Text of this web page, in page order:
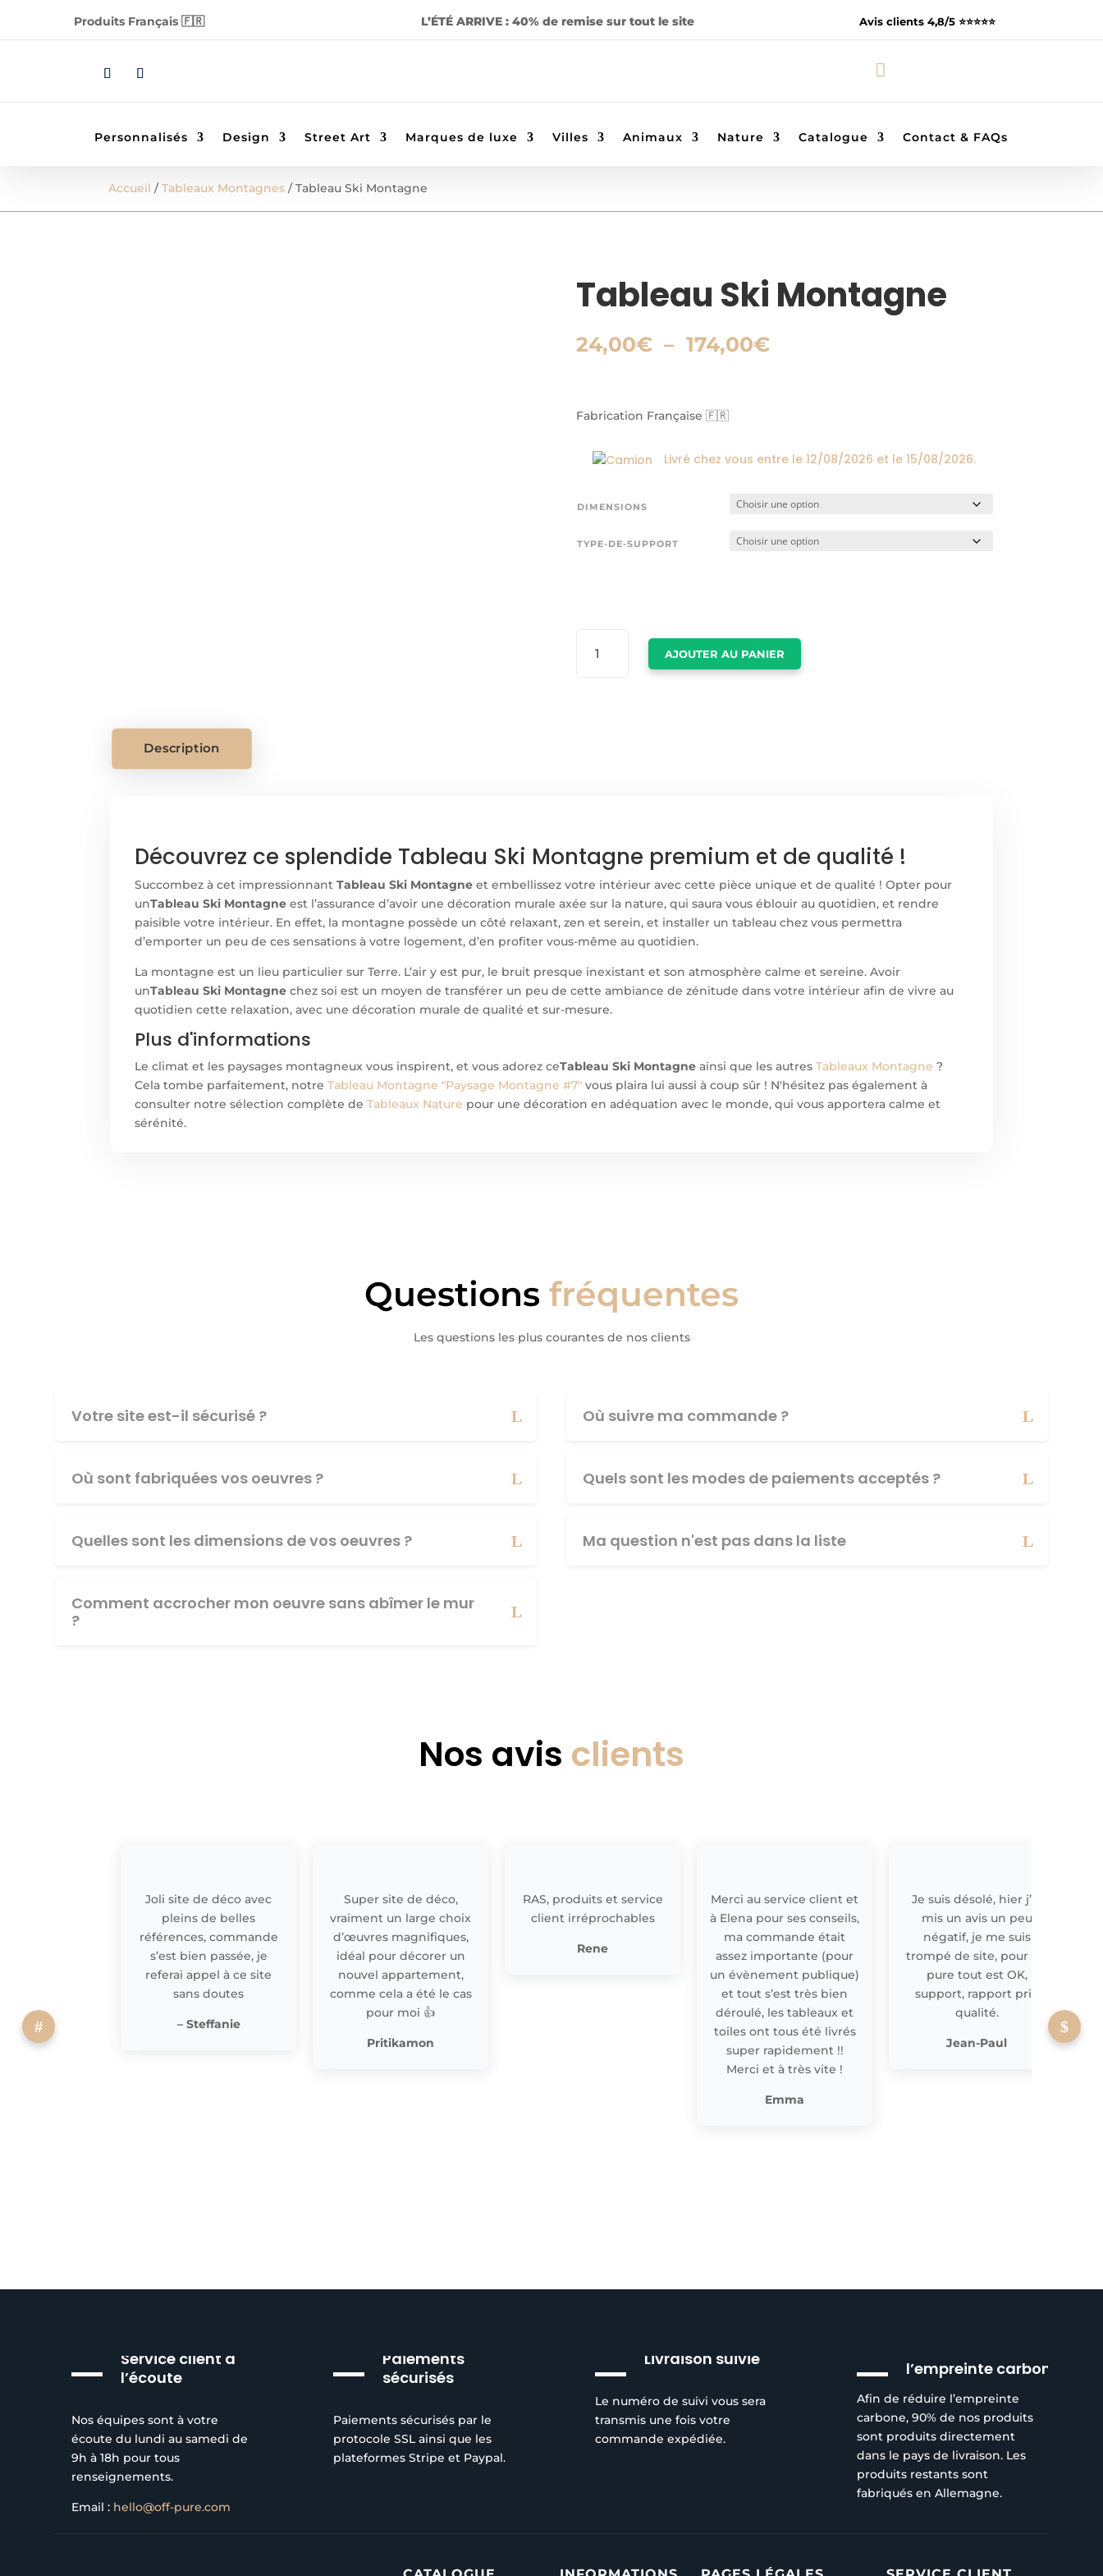
Produits Français 🇫🇷 L’ÉTÉ ARRIVE : 40% de remise sur tout le site Avis clients 4,8/5 ⭐️⭐️⭐️⭐️⭐️

Personnalisés Design Street Art Marques de luxe Villes Animaux Nature Catalogue Contact & FAQs
Accueil /Tableaux Montagnes / Tableau Ski Montagne
Tableau Ski Montagne
24,00€ – 174,00€Plage
Fabrication Française 🇫🇷
Livré chez vous entre le12/08/2026 et le15/08/2026.
DIMENSIONS
TYPE-DE-SUPPORT
AJOUTER AU PANIER
Description
Découvrez ce splendide Tableau Ski Montagne premium et de qualité !
Succombez à cet impressionnantTableau Ski Montagne et embellissez votre intérieur avec cette pièce unique et de qualité ! Opter pour
unTableau Ski Montagne est l’assurance d’avoir une décoration murale axée sur la nature, qui saura vous éblouir au quotidien, et rendre
paisible votre intérieur. En effet, la montagne possède un côté relaxant, zen et serein, et installer un tableau chez vous permettra
d’emporter un peu de ces sensations à votre logement, d’en profiter vous-même au quotidien.
La montagne est un lieu particulier sur Terre. L’air y est pur, le bruit presque inexistant et son atmosphère calme et sereine. Avoir
unTableau Ski Montagne chez soi est un moyen de transférer un peu de cette ambiance de zénitude dans votre intérieur afin de vivre au
quotidien cette relaxation, avec une décoration murale de qualité et sur-mesure.
Plus d'informations
Le climat et les paysages montagneux vous inspirent, et vous adorez ceTableau Ski Montagne ainsi que les autresTableaux Montagne ?
Cela tombe parfaitement, notreTableau Montagne "Paysage Montagne #7" vous plaira lui aussi à coup sûr ! N'hésitez pas également à
consulter notre sélection complète deTableaux Nature pour une décoration en adéquation avec le monde, qui vous apportera calme et
sérénité.
Questions fréquentes
Les questions les plus courantes de nos clients
Votre site est-il sécurisé ?
Où sont fabriquées vos oeuvres ?
Quelles sont les dimensions de vos oeuvres ?
Comment accrocher mon oeuvre sans abîmer le mur
?
Où suivre ma commande ?
Quels sont les modes de paiements acceptés ?
Ma question n'est pas dans la liste
Nos avis clients
Joli site de déco avec
pleins de belles
références, commande
s’est bien passée, je
referai appel à ce site
sans doutes
– Steffanie
Super site de déco,
vraiment un large choix
d’œuvres magnifiques,
idéal pour décorer un
nouvel appartement,
comme cela a été le cas
pour moi 👍
Pritikamon
RAS, produits et service
client irréprochables
Rene
Merci au service client et
à Elena pour ses conseils,
ma commande était
assez importante (pour
un évènement publique)
et tout s’est très bien
déroulé, les tableaux et
toiles ont tous été livrés
super rapidement !!
Merci et à très vite !
Emma
Je suis désolé, hier j’ai
mis un avis un peu
négatif, je me suis
trompé de site, pour off
pure tout est OK,
support, rapport prix
qualité.
Jean-Paul
Service client à
l’écoute
Nos équipes sont à votre
écoute du lundi au samedi de
9h à 18h pour tous
renseignements.
Email : hello@off-pure.com
Paiements
sécurisés
Paiements sécurisés par le
protocole SSL ainsi que les
plateformes Stripe et Paypal.
Livraison suivie
Le numéro de suivi vous sera
transmis une fois votre
commande expédiée.
l’empreinte carbone
Afin de réduire l’empreinte
carbone, 90% de nos produits
sont produits directement
dans le pays de livraison. Les
produits restants sont
fabriqués en Allemagne.